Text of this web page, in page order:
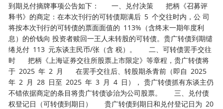
到期兑付摘牌事项公告如下： 一、兑付决策 把柄《召募评
释书》的商定：在本次刊行的可转债期满后 5 个交往时内，公 司
将按本次刊行的可转债的票面面值的 113%（含终末一期年度利
息）的价钱向 投资者赎回一王人未转股的可转债。贵广转债到期缱
绻兑付 113 元东谈主民币/张（含 税）。 二、可转债罢手交往
时 把柄《上海证券交往所股票上市限定》等章程，贵广转债将
于 2025 年 2 月 在罢手交往后、转股期杀青前（即自 2025
年 2 月 28 日至 2025 年 3 月 4 日）， 贵广转债抓有东谈主仍
不错依据商定的条目将贵广转债诊治为公司股票。 三、兑付债
权登记日（可转债到期日） 贵广转债到期日和兑付登记日为 20